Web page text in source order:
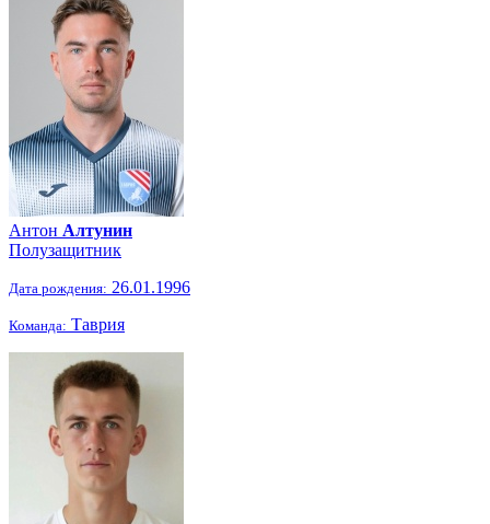
Антон Алтунин
Полузащитник
Дата рождения: 26.01.1996
Команда: Таврия